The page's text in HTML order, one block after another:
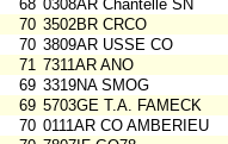
68 0308AR Chantelle SN
70 3502BR CRCO
70 3809AR USSE CO
71 7311AR ANO
69 3319NA SMOG
69 5703GE T.A. FAMECK
70 0111AR CO AMBERIEU